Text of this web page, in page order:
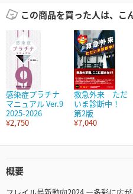
この商品を買った人は、こ
感染症プラチナ
マニュアル Ver.9
2025-2026
¥2,750
救急外来 ただ
いま診断中！
第2版
¥7,040
概要